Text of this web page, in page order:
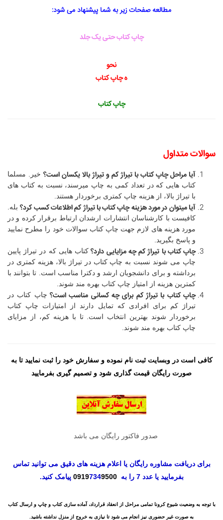
مطالعه صفحات زیر به شما پیشنهاد می شود:
چاپ کتاب حتی یک جلد
نحو
ه چاپ کتاب
چاپ کتاب
سوالات متداول
آیا مراحل چاپ کتاب با تیراژ کم و تیراژ بالا یکسان است؟ خیر. مسلما
کتاب هایی که در تعداد کمی به چاپ میرسند، نسبت به کتاب های
با تیراژ بالا، از هزینه چاپ کمتری برخوردار هستند.
آیا میتوان در مورد هزینه چاپ کتاب با تیراژ کم اطلاعات کسب کرد؟ بله.
کافیست با کارشناسان انتشارات ارشدان ارتباط برقرار کرده و در
مورد هزینه های لازم جهت چاپ کتاب سوالات خود را مطرح نمایید
و پاسخ بگیرید.
چاپ کتاب با تیراژ کم چه مزایایی دارد؟ کتاب هایی که در تیراژ پایین
چاپ می شوند نسبت به چاپ کتاب در تیراژ بالا، هزینه کمتری در
برداشته و برای دانشجویان ارشد و دکترا مناسب است. تا بتوانند با
کمترین هزینه از امتیاز چاپ کتاب بهره مند شوند.
چاپ کتاب با تیراژ کم برای چه کسانی مناسب است؟ چاپ کتاب در
تیراژ کم برای افرادی که تمایل دارند از امتیازات چاپ کتاب
برخوردار شوند بهترین انتخاب است. تا با هزینه کم، از مزایای
چاپ کتاب بهره مند شوند.
کافی است در وبسایت ثبت نام نموده و سفارش خود را ثبت نمایید تا به
صورت رایگان قیمت گذاری شود و تصمیم گیری بفرمایید
صدور فاکتور رایگان می باشد
برای دریافت مشاوره رایگان یا اعلام هزینه های دقیق می توانید تماس
بفرمایید یا عدد 7 را به
09197349500 پیامک کنید.
با توجه به وضعیت شیوع کرونا تمامی مراحل از انعقاد قرارداد، آماده سازی کتاب و چاپ و ارسال کتاب
به صورت غیر حضوری نیز انجام می شود تا نیازی به خروج از منزل نداشته باشید.